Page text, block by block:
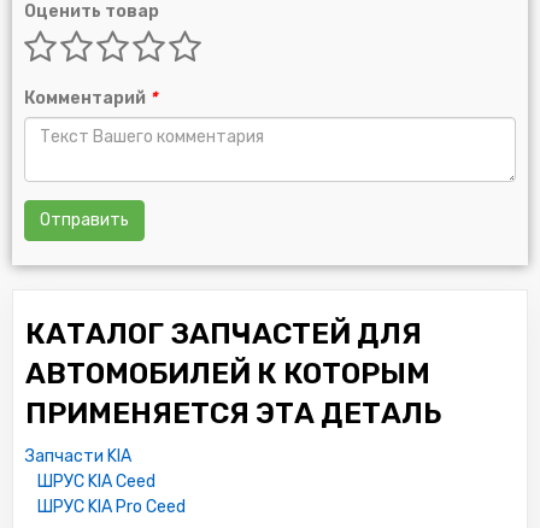
Оценить товар
Комментарий *
Отправить
КАТАЛОГ ЗАПЧАСТЕЙ ДЛЯ
АВТОМОБИЛЕЙ К КОТОРЫМ
ПРИМЕНЯЕТСЯ ЭТА ДЕТАЛЬ
Запчасти KIA
ШРУС KIA Ceed
ШРУС KIA Pro Ceed